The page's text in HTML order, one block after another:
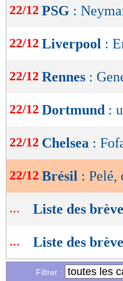
de
OK
22/12 PSG :
22/12 Liverpool :
22/12 Rennes :
22/12 Dortmund :
22/12 Chelsea :
22/12 Brésil : Pelé,
... Liste des
... Liste des
Filtrer :